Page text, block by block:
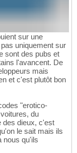
sur une
uniquement sur
sont des pubs et
l'avancent. De
mais
et c'est plutôt bon
"erotico-
du
des dieux, c'est
le sait mais ils
nous qu'ils